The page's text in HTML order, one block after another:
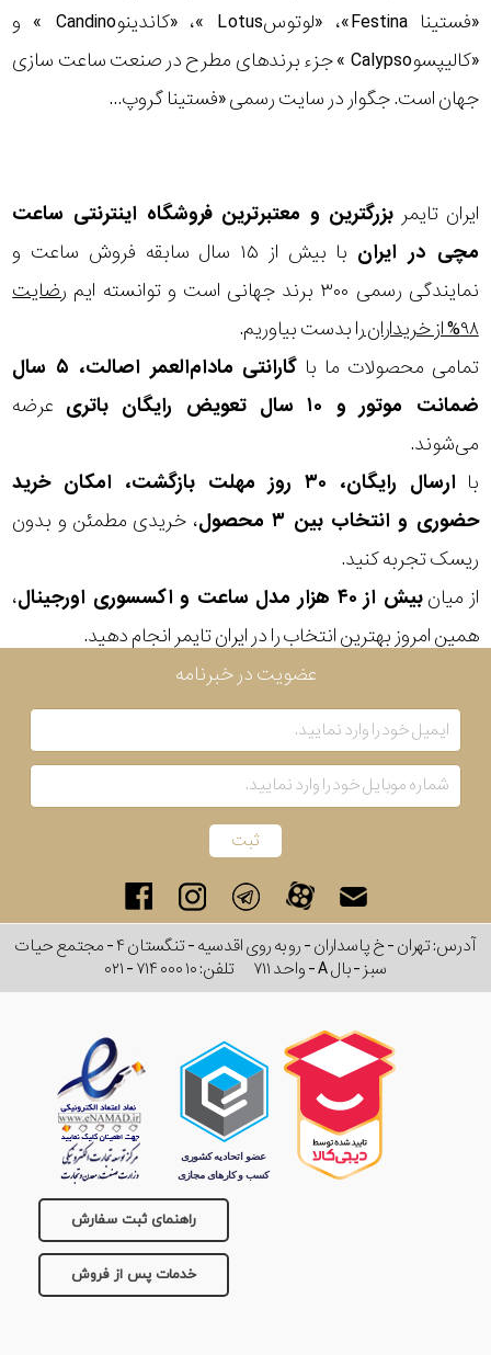
«فستینا Festina»، «لوتوسLotus »، «کاندینوCandino » و
«کالیپسوCalypso » جزء برندهای مطرح در صنعت ساعت سازی
جهان است. جگوار در سایت رسمی «فستینا گروپ...
ایران تایمر بزرگترین و معتبرترین فروشگاه اینترنتی ساعت
مچی در ایران
با بیش از ۱۵ سال سابقه فروش ساعت و
نمایندگی رسمی ۳۰۰ برند جهانی است و توانسته ایم
رضایت
۹۸% از خریداران
را بدست بیاوریم.
تمامی محصولات ما با
گارانتی مادام‌العمر اصالت، ۵ سال
ضمانت موتور و ۱۰ سال تعویض رایگان باتری
عرضه
می‌شوند.
با
ارسال رایگان، ۳۰ روز مهلت بازگشت، امکان خرید
حضوری و انتخاب بین ۳ محصول
، خریدی مطمئن و بدون
ریسک تجربه کنید.
از میانبیش از ۴۰ هزار مدل ساعت و اکسسوری اورجینال
،
همین امروز بهترین انتخاب را در ایران تایمر انجام دهید.
صفحه
آب
شکل
قاب
ویژگی
نوع
موتور
رنگ
بکار
رفته
ساعت
جنس
کشور
عضویت در خبرنامه
آدرس: تهران - خ پاسداران - رو به روی اقدسیه - تنگستان ۴ - مجتمع حیات
سبز - بال A - واحد ۷۱۱
تلفن:۰۲۱ - ۷۱۴ ۰۰۰ ۱۰
راهنمای ثبت سفارش
خدمات پس از فروش